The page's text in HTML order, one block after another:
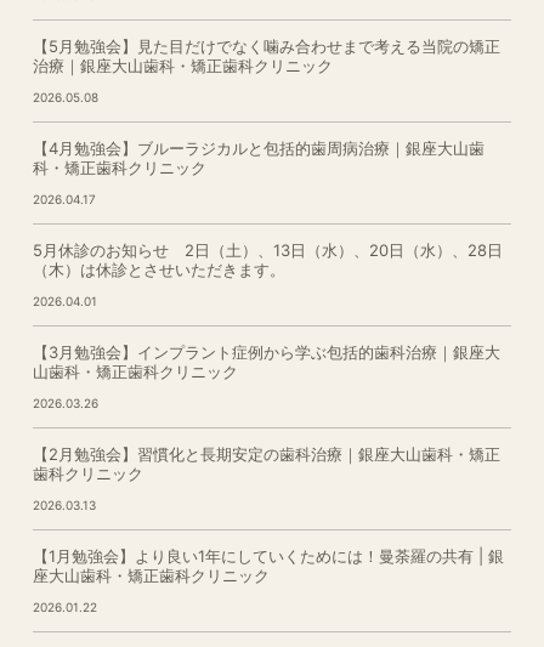
【5月勉強会】見た目だけでなく噛み合わせまで考える当院の矯正
治療｜銀座大山歯科・矯正歯科クリニック
2026.05.08
【4月勉強会】ブルーラジカルと包括的歯周病治療｜銀座大山歯
科・矯正歯科クリニック
2026.04.17
5月休診のお知らせ 2日（土）、13日（水）、20日（水）、28日
（木）は休診とさせいただきます。
2026.04.01
【3月勉強会】インプラント症例から学ぶ包括的歯科治療｜銀座大
山歯科・矯正歯科クリニック
2026.03.26
【2月勉強会】習慣化と長期安定の歯科治療｜銀座大山歯科・矯正
歯科クリニック
2026.03.13
【1月勉強会】より良い1年にしていくためには！曼荼羅の共有 | 銀
座大山歯科・矯正歯科クリニック
2026.01.22